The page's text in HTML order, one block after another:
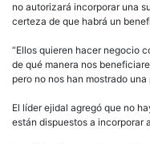
no autorizará incorporar una
certeza de que habrá un
“Ellos quieren hacer negocio
de qué manera nos
pero no nos han mostrado
El líder ejidal agregó que no
están dispuestos a incorporar